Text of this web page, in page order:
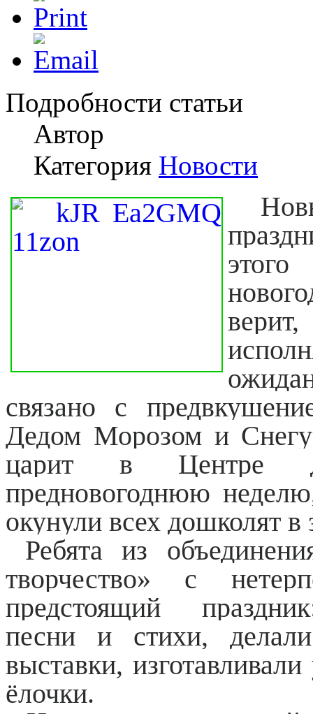
Подробности статьи
Автор
Категория Новости
связано с
Дедом Морозом и
царит в Центре
предновогоднюю
окунули всех дошколят
Ребята из
творчество» с
предстоящий
песни и стихи,
выставки,
ёлочки.